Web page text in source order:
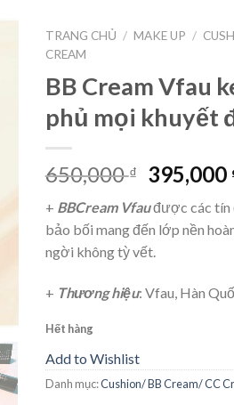
TRANG CHỦ / MAKE UP /
CREAM
BB Cream Vfau
phủ mọi khuyết
650,000₫ 395,000
+ BBCream Vfauđược các tín
bảo bối mang đến lớp nền
ngời không tỳ vết.
+ Thương hiệu: Vfau, Hàn
Hết hàng
Add to Wishlist
Danh mục:Cushion/ BB Cream/ CC